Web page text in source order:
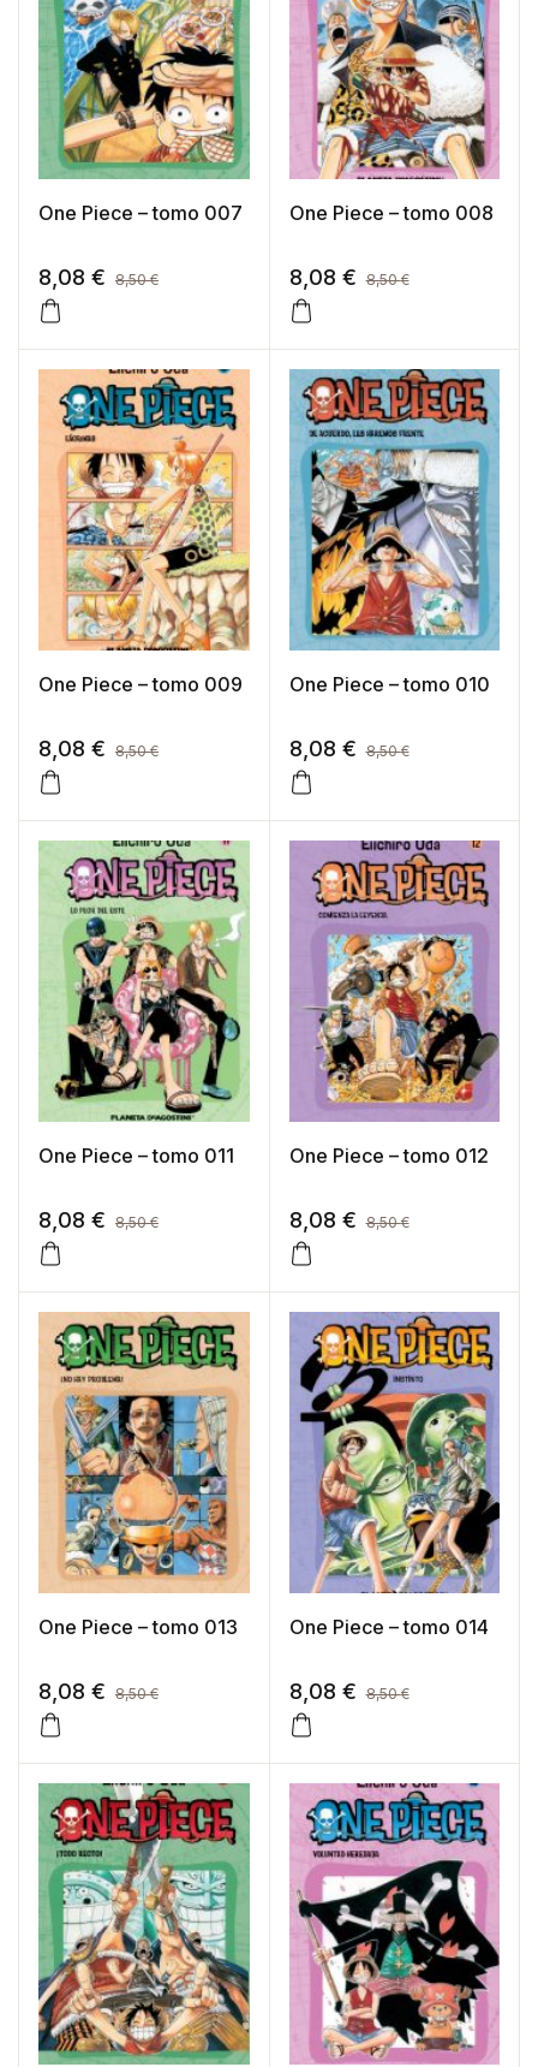
One Piece – tomo 007
8,08 € 8,50€
One Piece – tomo 008
8,08 € 8,50€
One Piece – tomo 009
8,08 € 8,50€
One Piece – tomo 010
8,08 € 8,50€
One Piece – tomo 011
8,08 € 8,50€
One Piece – tomo 012
8,08 € 8,50€
One Piece – tomo 013
8,08 € 8,50€
One Piece – tomo 014
8,08 € 8,50€